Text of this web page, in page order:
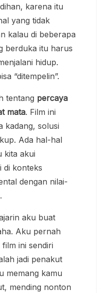
karena itu
yang tidak
kalau di beberapa
berduka itu harus
hidup.
“ditempelin”.
tentang percaya
mata. Film ini
kadang, solusi
Ada hal-hal
kita akui
di konteks
dengan nilai-
aku buat
Aku pernah
ini sendiri
jadi penakut
memang kamu
mending nonton